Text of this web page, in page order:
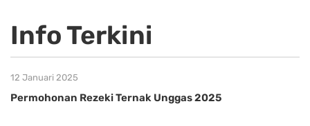
Info Terkini
12 Januari 2025
Permohonan Rezeki Ternak Unggas 2025